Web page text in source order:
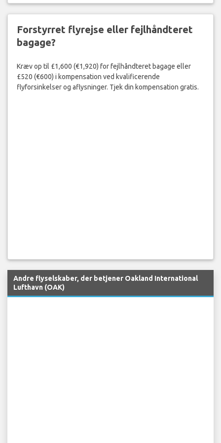
Forstyrret flyrejse eller fejlhåndteret
bagage?
Kræv op til £1,600 (€1,920) for fejlhåndteret bagage eller
£520 (€600) i kompensation ved kvalificerende
flyforsinkelser og aflysninger. Tjek din kompensation gratis.
Andre flyselskaber, der betjener Oakland International
Lufthavn (OAK)